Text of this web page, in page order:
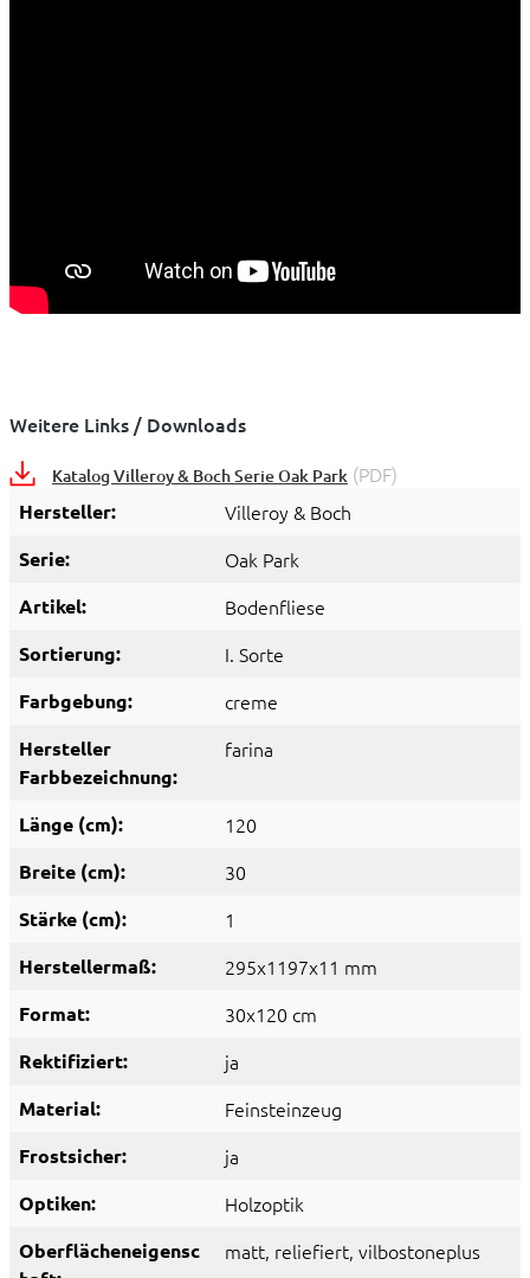
Weitere Links / Downloads
Katalog Villeroy & Boch Serie Oak Park (PDF)
Hersteller: Villeroy & Boch
Serie: Oak Park
Artikel: Bodenfliese
Sortierung: I. Sorte
Farbgebung: creme
Hersteller
Farbbezeichnung:
farina
Länge (cm): 120
Breite (cm): 30
Stärke (cm): 1
Herstellermaß: 295x1197x11 mm
Format: 30x120 cm
Rektifiziert: ja
Material: Feinsteinzeug
Frostsicher: ja
Optiken: Holzoptik
Oberflächeneigensc
matt, reliefiert, vilbostoneplus